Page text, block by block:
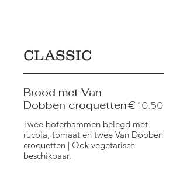
CLASSIC
Brood met Van
Dobben croquetten
Twee boterhammen belegd met
rucola, tomaat en twee Van Dobben
croquetten | Ook vegetarisch
beschikbaar.
€ 10,50